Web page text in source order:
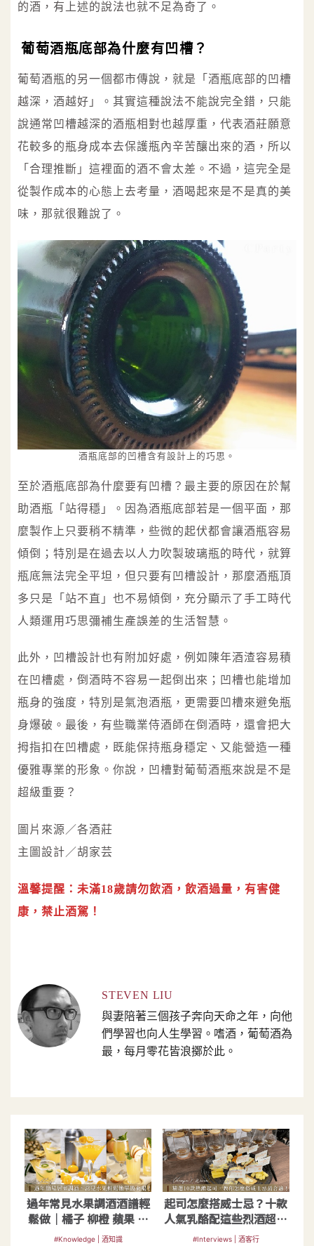
的酒，有上述的說法也就不足為奇了。
葡萄酒瓶底部為什麼有凹槽？
葡萄酒瓶的另一個都市傳說，就是「酒瓶底部的凹槽
越深，酒越好」。其實這種說法不能說完全錯，只能
說通常凹槽越深的酒瓶相對也越厚重，代表酒莊願意
花較多的瓶身成本去保護瓶內辛苦釀出來的酒，所以
「合理推斷」這裡面的酒不會太差。不過，這完全是
從製作成本的心態上去考量，酒喝起來是不是真的美
味，那就很難說了。
酒瓶底部的凹槽含有設計上的巧思。
至於酒瓶底部為什麼要有凹槽？最主要的原因在於幫
助酒瓶「站得穩」。因為酒瓶底部若是一個平面，那
麼製作上只要稍不精準，些微的起伏都會讓酒瓶容易
傾倒；特別是在過去以人力吹製玻璃瓶的時代，就算
瓶底無法完全平坦，但只要有凹槽設計，那麼酒瓶頂
多只是「站不直」也不易傾倒，充分顯示了手工時代
人類運用巧思彌補生產誤差的生活智慧。
此外，凹槽設計也有附加好處，例如陳年酒渣容易積
在凹槽處，倒酒時不容易一起倒出來；凹槽也能增加
瓶身的強度，特別是氣泡酒瓶，更需要凹槽來避免瓶
身爆破。最後，有些職業侍酒師在倒酒時，還會把大
拇指扣在凹槽處，既能保持瓶身穩定、又能營造一種
優雅專業的形象。你說，凹槽對葡萄酒瓶來說是不是
超級重要？
圖片來源／各酒莊
主圖設計／胡家芸
溫馨提醒：未滿18歲請勿飲酒，飲酒過量，有害健
康，禁止酒駕！
STEVEN LIU
與妻陪著三個孩子奔向天命之年，向他
們學習也向人生學習。嗜酒，葡萄酒為
最，每月零花皆浪擲於此。
過年常見水果調酒酒譜輕
鬆做｜橘子 柳橙 蘋果 鳳
梨 草莓
#Knowledge | 酒知識
起司怎麼搭威士忌？十款
人氣乳酪配這些烈酒超對
味
#Interviews | 酒客行